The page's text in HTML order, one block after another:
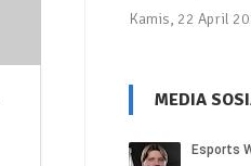
Kamis, 22 April
MEDIA